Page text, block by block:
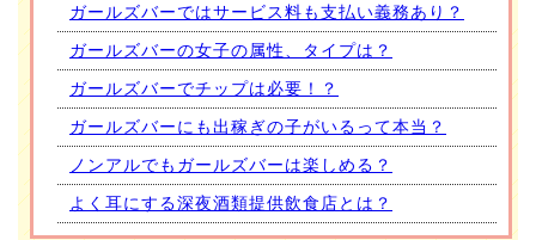
ガールズバーではサービス料も支払い義務あり？
ガールズバーの女子の属性、タイプは？
ガールズバーでチップは必要！？
ガールズバーにも出稼ぎの子がいるって本当？
ノンアルでもガールズバーは楽しめる？
よく耳にする深夜酒類提供飲食店とは？